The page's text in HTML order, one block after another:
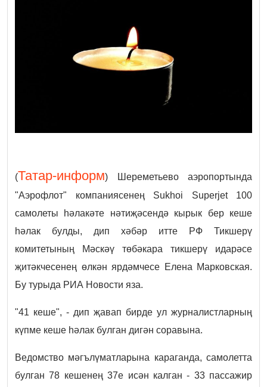
(Татар-информ) Шереметьево аэропортында
"Аэрофлот" компаниясенең Sukhoi Superjet 100
самолеты һәлакәте нәтиҗәсендә кырык бер кеше
һәлак булды, дип хәбәр итте РФ Тикшерү
комитетының Мәскәү төбәкара тикшерү идарәсе
җитәкчесенең өлкән ярдәмчесе Елена Марковская.
Бу турыда РИА Новости яза.
"41 кеше", - дип җавап бирде ул журналистларның
күпме кеше һәлак булган дигән соравына.
Ведомство мәгълүматларына караганда, самолетта
булган 78 кешенең 37е исән калган - 33 пассажир